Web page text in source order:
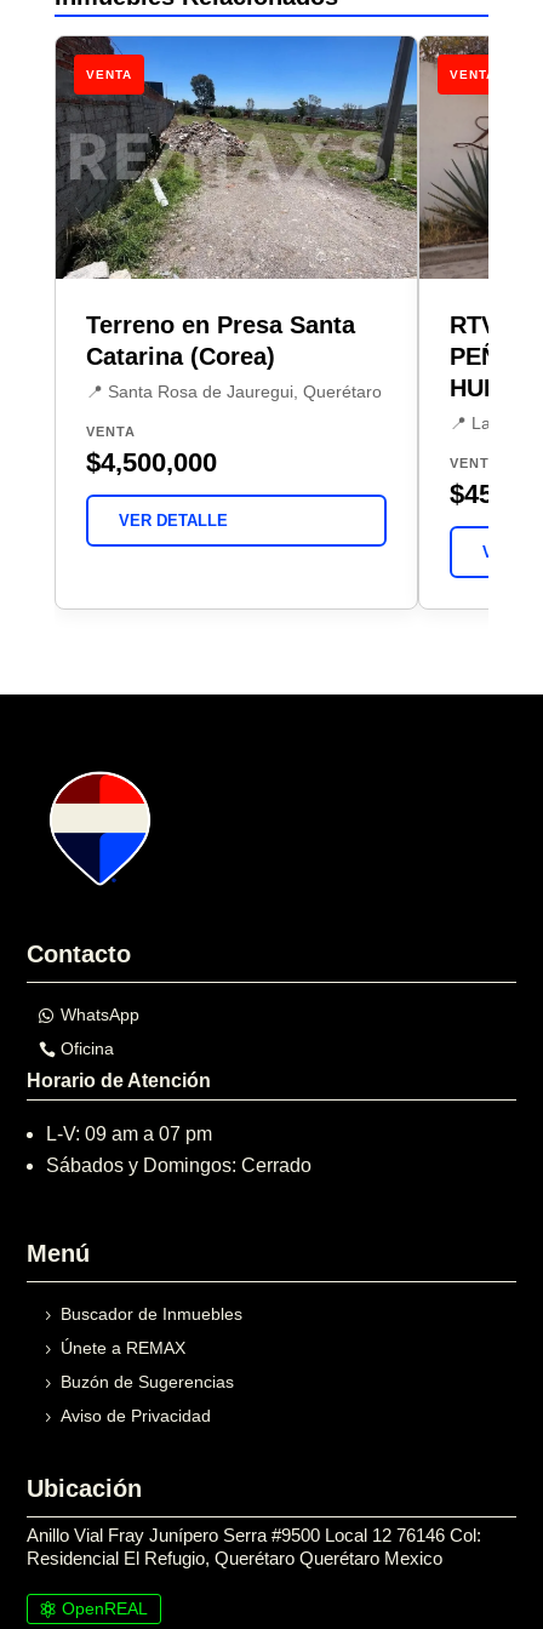
VENTA
Terreno en Presa Santa
Catarina (Corea)
📍 Santa Rosa de Jauregui, Querétaro
VENTA
$4,500,000
VER DETALLE
VENTA
RTV
PEÑA
📍 Las
VENTA
VER
Contacto
WhatsApp
Oficina
Horario de Atención
L-V: 09 am a 07 pm
Sábados y Domingos: Cerrado
Menú
Buscador de Inmuebles
Únete a REMAX
Buzón de Sugerencias
Aviso de Privacidad
Ubicación
Anillo Vial Fray Junípero Serra #9500 Local 12 76146 Col:
Residencial El Refugio, Querétaro Querétaro Mexico
OpenREAL